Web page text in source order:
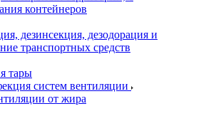
контейнеров
дезинсекция, дезодорация и
транспортных средств
тары
систем вентиляции
от жира